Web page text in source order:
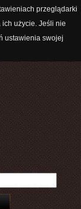
przeglądarki
ich użycie. Jeśli nie
ustawienia swojej